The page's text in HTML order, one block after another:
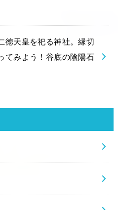
徳天皇を祀る神社。縁切
てみよう！谷底の陰陽石